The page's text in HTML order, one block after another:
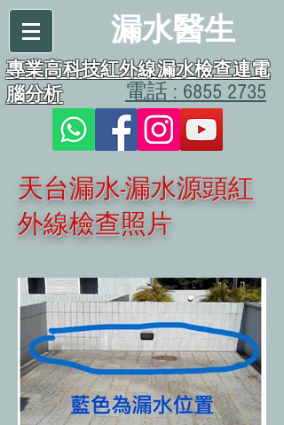
漏水醫生
電話 : 6855 2735
專業高科技紅外線漏水檢查連電
腦分析
天台漏水-漏水源頭紅
外線檢查照片